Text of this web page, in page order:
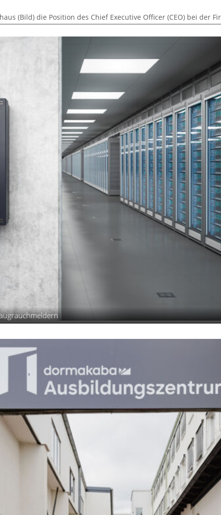
(Bild) die Position des Chief Executive Officer (CEO) bei der